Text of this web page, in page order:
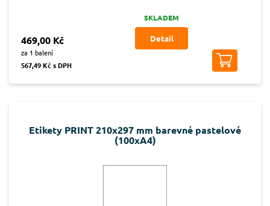
469,00 Kč
za 1 balení
567,49 Kč s DPH
SKLADEM
Detail
Etikety PRINT 210x297 mm barevné pastelové
(100xA4)